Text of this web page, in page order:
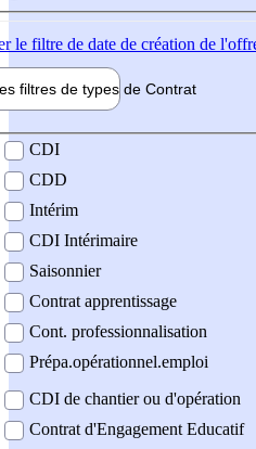
le filtre de date de création de
filtres de types de Contrat
contrat
CDI
CDD
Intérim
CDI Intérimaire
Saisonnier
Contrat apprentissage
Cont. professionnalisation
Prépa.opérationnel.emploi
CDI de chantier ou d'opération
Contrat d'Engagement Educatif